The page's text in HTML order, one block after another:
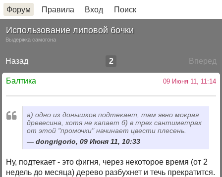
Форум Правила Вход Поиск
Использование липовой бочки
Выдержка самогона
Назад Вперед
2
Балтика 09 Июня 11, 11:14
а) одно из донышков подтекает, там явно мокрая
древесина, хотя не капает б) в трех сантиметрах
от этой "промочки" начинает цвести плесень.
dongrigorio, 09 Июня 11, 10:33
Ну, подтекает - это фигня, через некоторое время (от 2
недель до месяца) дерево разбухнет и течь прекратится.